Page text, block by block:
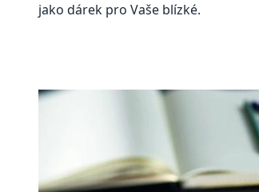
jako dárek pro Vaše blízké.